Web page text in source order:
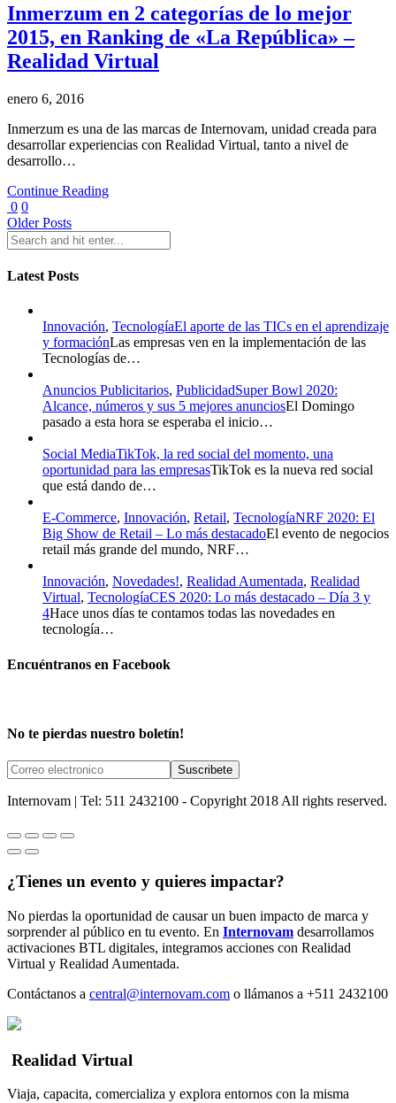
Inmerzum en 2 categorías de lo mejor
2015, en Ranking de «La República» –
Realidad Virtual
enero 6, 2016
Inmerzum es una de las marcas de Internovam, unidad creada para
desarrollar experiencias con Realidad Virtual, tanto a nivel de
desarrollo…
Continue Reading
0 0
Older Posts
Latest Posts
Innovación, TecnologíaEl aporte de las TICs en el aprendizaje
y formaciónLas empresas ven en la implementación de las
Tecnologías de…
Anuncios Publicitarios, PublicidadSuper Bowl 2020:
Alcance, números y sus 5 mejores anunciosEl Domingo
pasado a esta hora se esperaba el inicio…
Social MediaTikTok, la red social del momento, una
oportunidad para las empresasTikTok es la nueva red social
que está dando de…
E-Commerce, Innovación, Retail, TecnologíaNRF 2020: El
Big Show de Retail – Lo más destacadoEl evento de negocios
retail más grande del mundo, NRF…
Innovación, Novedades!, Realidad Aumentada, Realidad
Virtual, TecnologíaCES 2020: Lo más destacado – Día 3 y
4Hace unos días te contamos todas las novedades en
tecnología…
Encuéntranos en Facebook
No te pierdas nuestro boletín!
Internovam | Tel: 511 2432100 - Copyright 2018 All rights reserved.
¿Tienes un evento y quieres impactar?
No pierdas la oportunidad de causar un buen impacto de marca y
sorprender al público en tu evento. En Internovam desarrollamos
activaciones BTL digitales, integramos acciones con Realidad
Virtual y Realidad Aumentada.
Contáctanos a central@internovam.com o llámanos a +511 2432100
Realidad Virtual
Viaja, capacita, comercializa y explora entornos con la misma